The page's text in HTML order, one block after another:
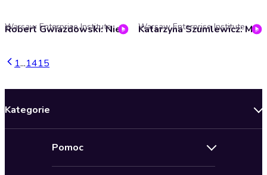
Robert Gwiazdowski: Nie możemy mówić o przywracaniu w Polsce praworządności, bo jej nigdy nie było
Warsaw Enterprise Institute Katarzyna Szumlewicz: Młodzi ludzie boją się „rodzicielstwa z problemami”
Warsaw Enterprise Institute
1...1415
Kategorie
Pomoc